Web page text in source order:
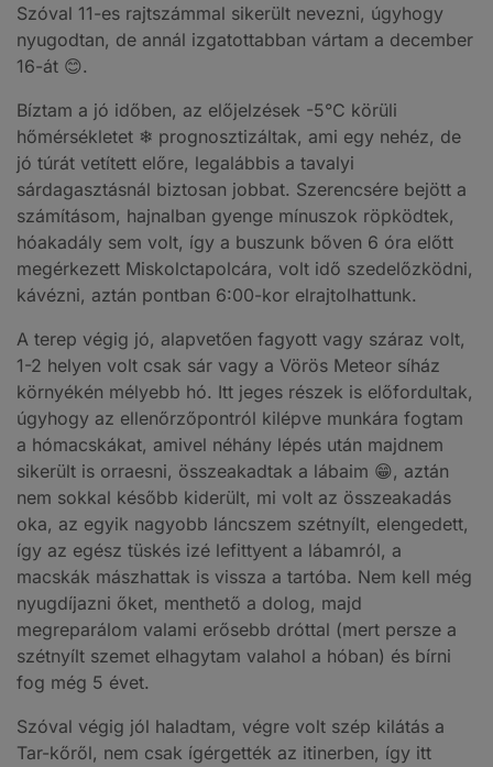
Szóval 11-es rajtszámmal sikerült nevezni, úgyhogy
nyugodtan, de annál izgatottabban vártam a december
16-át 😊.
Bíztam a jó időben, az előjelzések -5°C körüli
hőmérsékletet ❄ prognosztizáltak, ami egy nehéz, de
jó túrát vetített előre, legalábbis a tavalyi
sárdagasztásnál biztosan jobbat. Szerencsére bejött a
számításom, hajnalban gyenge mínuszok röpködtek,
hóakadály sem volt, így a buszunk bőven 6 óra előtt
megérkezett Miskolctapolcára, volt idő szedelőzködni,
kávézni, aztán pontban 6:00-kor elrajtolhattunk.
A terep végig jó, alapvetően fagyott vagy száraz volt,
1-2 helyen volt csak sár vagy a Vörös Meteor síház
környékén mélyebb hó. Itt jeges részek is előfordultak,
úgyhogy az ellenőrzőpontról kilépve munkára fogtam
a hómacskákat, amivel néhány lépés után majdnem
sikerült is orraesni, összeakadtak a lábaim 😁, aztán
nem sokkal később kiderült, mi volt az összeakadás
oka, az egyik nagyobb láncszem szétnyílt, elengedett,
így az egész tüskés izé lefittyent a lábamról, a
macskák mászhattak is vissza a tartóba. Nem kell még
nyugdíjazni őket, menthető a dolog, majd
megreparálom valami erősebb dróttal (mert persze a
szétnyílt szemet elhagytam valahol a hóban) és bírni
fog még 5 évet.
Szóval végig jól haladtam, végre volt szép kilátás a
Tar-kőről, nem csak ígérgették az itinerben, így itt